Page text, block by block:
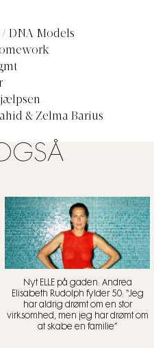
DNA Models
& Zelma Barius
Nyt ELLE på gaden: Andrea
Elisabeth Rudolph fylder 50: “Jeg
har aldrig drømt om en stor
virksomhed, men jeg har drømt om
at skabe en familie”